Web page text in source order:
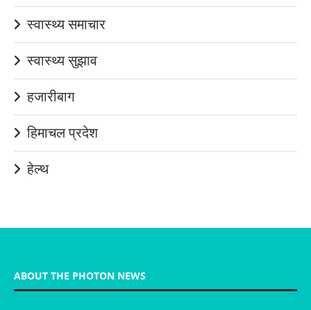
स्वास्थ्य समाचार
स्वास्थ्य सुझाव
हजारीबाग
हिमाचल प्रदेश
हेल्थ
ABOUT THE PHOTON NEWS